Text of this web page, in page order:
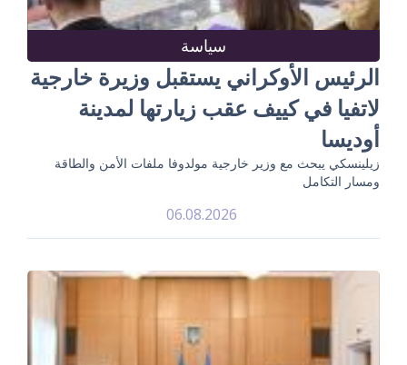
سياسة
الرئيس الأوكراني يستقبل وزيرة خارجية
لاتفيا في كييف عقب زيارتها لمدينة
أوديسا
زيلينسكي يبحث مع وزير خارجية مولدوفا ملفات الأمن والطاقة
ومسار التكامل
06.08.2026